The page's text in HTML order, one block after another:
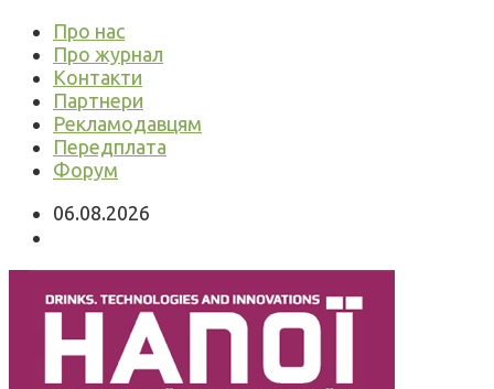
Про нас
Про журнал
Контакти
Партнери
Рекламодавцям
Передплата
Форум
06.08.2026